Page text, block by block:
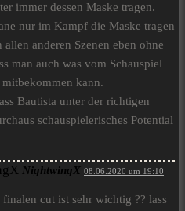
immer dessen Maske tragen.
nur im Kampf die Maske tragen
allen anderen Szenen eben ohne
man auch was vom Schauspiel
kann.
Bautista unter der richtigen
schauspielerisches Potential
NightwingX 08.06.2020 um 19:10
finalen cut ist sehr wichtig ?? lass